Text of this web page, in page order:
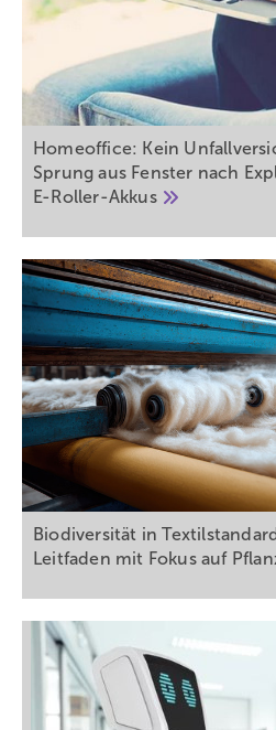
Homeoffice: Kein
Sprung aus Fenster nach
E-Roller-Akkus
Biodiversität in
Leitfaden mit Fokus auf